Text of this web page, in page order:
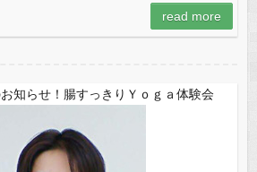
read more
知らせ！腸すっきりＹｏｇａ体験会